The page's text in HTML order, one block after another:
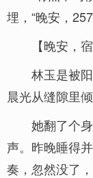
埋，“晚安，
【晚安，
林玉是被
晨光从缝隙里
她翻了个
声。昨晚睡得
奏，忽然没了